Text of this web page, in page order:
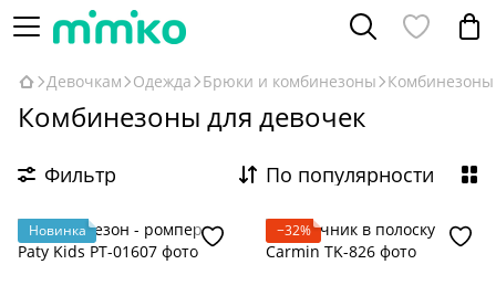
Девочкам Одежда Брюки и комбинезоны Комбинезоны
Комбинезоны для девочек
Фильтр По популярности
Новинка −32%